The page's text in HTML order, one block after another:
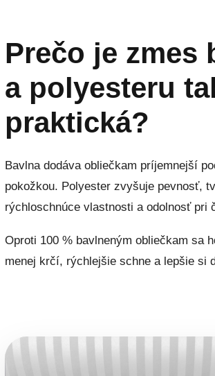
Prečo je zmes
a polyesteru
praktická?
Bavlna dodáva obliečkam príjemnejší
pokožkou. Polyester zvyšuje pevnosť,
rýchloschnúce vlastnosti a odolnosť pri
Oproti 100 % bavlneným obliečkam sa
menej krčí, rýchlejšie schne a lepšie si